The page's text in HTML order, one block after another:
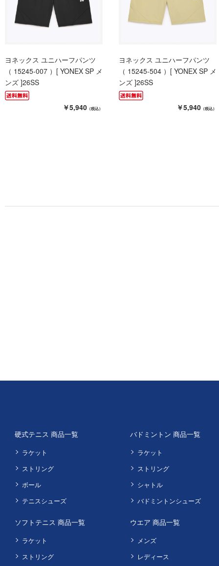
ヨネックス ユニハーフパンツ
（ 15245-007 ）[ YONEX SP メ
ンズ ]26SS
￥5,940 （税込）
ヨネックス ユニハーフパンツ
（ 15245-504 ）[ YONEX SP メ
ンズ ]26SS
￥5,940 （税込）
硬式テニス 商品一覧
ラケット
ストリング
ボール
テニスシューズ
ソフトテニス 商品一覧
ラケット
ストリング
バドミントン 商品一覧
ラケット
ストリング
シャトル
バドミントンシューズ
ウエア 商品一覧
メンズ
レディース